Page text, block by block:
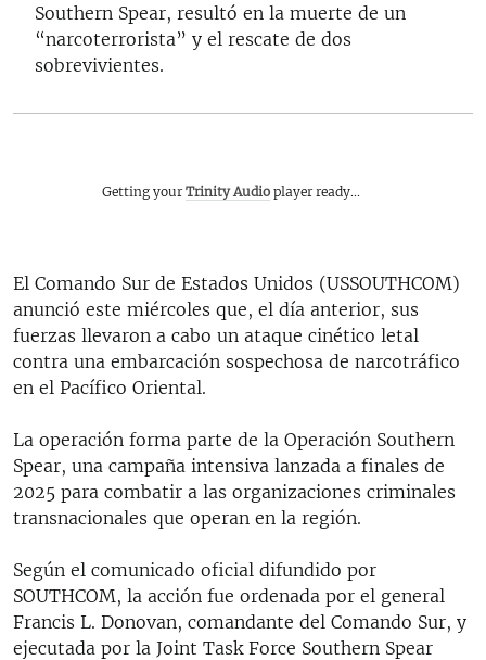
Southern Spear, resultó en la muerte de un
“narcoterrorista” y el rescate de dos
sobrevivientes.
Getting yourTrinity Audio player ready...
El Comando Sur de Estados Unidos (USSOUTHCOM)
anunció este miércoles que, el día anterior, sus
fuerzas llevaron a cabo un ataque cinético letal
contra una embarcación sospechosa de narcotráfico
en el Pacífico Oriental.
La operación forma parte de la Operación Southern
Spear, una campaña intensiva lanzada a finales de
2025 para combatir a las organizaciones criminales
transnacionales que operan en la región.
Según el comunicado oficial difundido por
SOUTHCOM, la acción fue ordenada por el general
Francis L. Donovan, comandante del Comando Sur, y
ejecutada por la Joint Task Force Southern Spear